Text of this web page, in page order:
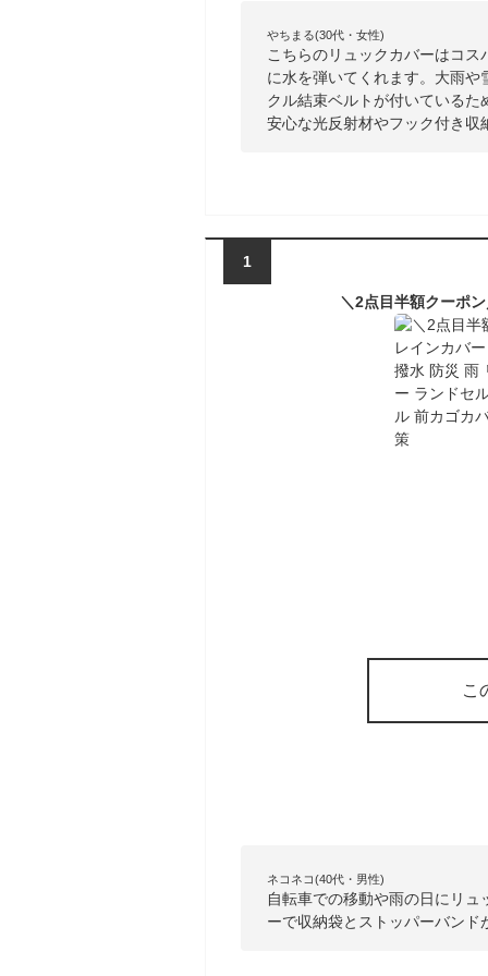
やちまる(30代・女性)
こちらのリュックカバーはコ
に水を弾いてくれます。大雨
クル結束ベルトが付いている
安心な光反射材やフック付き収
1
こ
ネコネコ(40代・男性)
自転車での移動や雨の日にリ
ーで収納袋とストッパーバン